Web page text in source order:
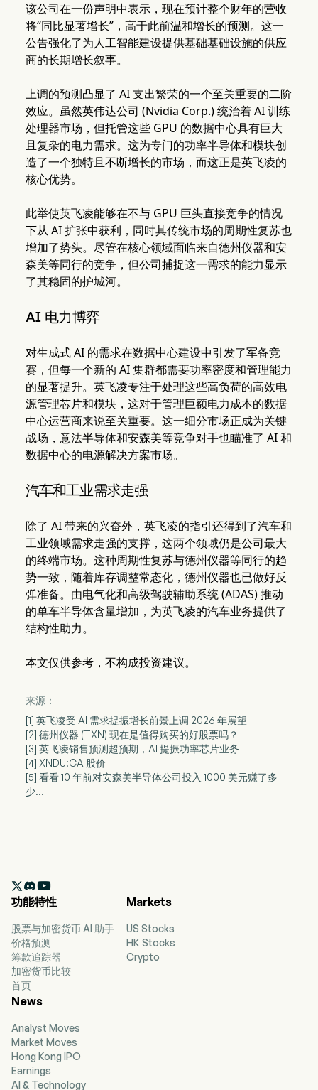
该公司在一份声明中表示，现在预计整个财年的营收
将“同比显著增长”，高于此前温和增长的预测。这一
公告强化了为人工智能建设提供基础基础设施的供应
商的长期增长叙事。
上调的预测凸显了 AI 支出繁荣的一个至关重要的二阶
效应。虽然英伟达公司 (Nvidia Corp.) 统治着 AI 训练
处理器市场，但托管这些 GPU 的数据中心具有巨大
且复杂的电力需求。这为专门的功率半导体和模块创
造了一个独特且不断增长的市场，而这正是英飞凌的
核心优势。
此举使英飞凌能够在不与 GPU 巨头直接竞争的情况
下从 AI 扩张中获利，同时其传统市场的周期性复苏也
增加了势头。尽管在核心领域面临来自德州仪器和安
森美等同行的竞争，但公司捕捉这一需求的能力显示
了其稳固的护城河。
AI 电力博弈
对生成式 AI 的需求在数据中心建设中引发了军备竞
赛，但每一个新的 AI 集群都需要功率密度和管理能力
的显著提升。英飞凌专注于处理这些高负荷的高效电
源管理芯片和模块，这对于管理巨额电力成本的数据
中心运营商来说至关重要。这一细分市场正成为关键
战场，意法半导体和安森美等竞争对手也瞄准了 AI 和
数据中心的电源解决方案市场。
汽车和工业需求走强
除了 AI 带来的兴奋外，英飞凌的指引还得到了汽车和
工业领域需求走强的支撑，这两个领域仍是公司最大
的终端市场。这种周期性复苏与德州仪器等同行的趋
势一致，随着库存调整常态化，德州仪器也已做好反
弹准备。由电气化和高级驾驶辅助系统 (ADAS) 推动
的单车半导体含量增加，为英飞凌的汽车业务提供了
结构性助力。
本文仅供参考，不构成投资建议。
来源：
[1] 英飞凌受 AI 需求提振增长前景上调 2026 年展望
[2] 德州仪器 (TXN) 现在是值得购买的好股票吗？
[3] 英飞凌销售预测超预期，AI 提振功率芯片业务
[4] XNDU:CA 股价
[5] 看看 10 年前对安森美半导体公司投入 1000 美元赚了多
少...

功能特性
股票与加密货币 AI 助手
价格预测
筹款追踪器
加密货币比较
首页
Markets
US Stocks
HK Stocks
Crypto
News
Analyst Moves
Market Moves
Hong Kong IPO
Earnings
AI & Technology